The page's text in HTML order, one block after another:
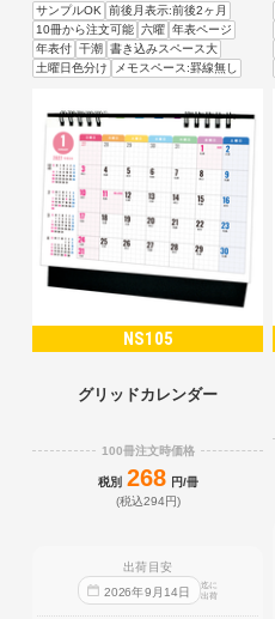
サンプルOK
前後月表示:前後2ヶ月
10冊から注文可能 六曜 年表ページ
年表付 干潮 書き込みスペース大
土曜日色分け
メモスペース:罫線無し
NS105
グリッドカレンダー
100冊注文時価格
税別 268 円/冊
(税込294円)
出荷目安
2026年9 月 14日
迄に
出荷